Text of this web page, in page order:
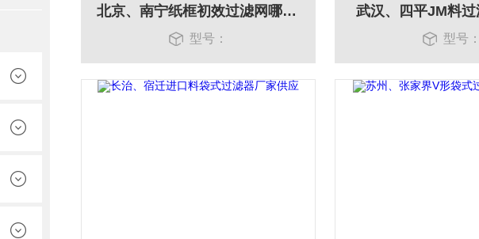
北京、南宁纸框初效过滤网哪里有卖
型号：
武汉、四平JM料
型号